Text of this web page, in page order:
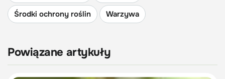
Środki ochrony roślin
Warzywa
Powiązane artykuły